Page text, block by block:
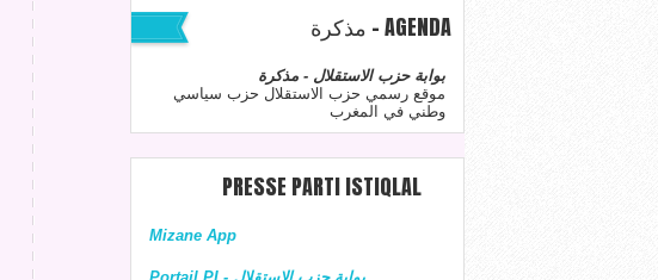
مذكرة - AGENDA
بوابة حزب الاستقلال - مذكرة
موقع رسمي حزب الاستقلال حزب سياسي
وطني في المغرب
PRESSE PARTI ISTIQLAL
Mizane App